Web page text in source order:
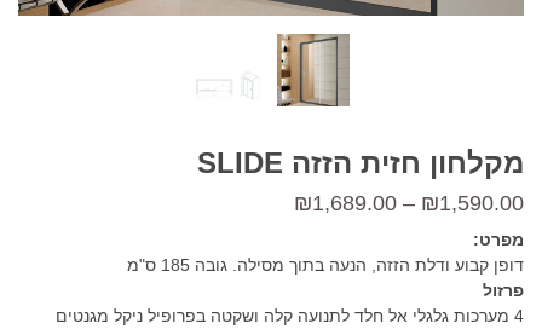
מקלחון חזית הזזה SLIDE
₪1,590.00
–
₪1,689.00
עד
מפרט:
דופן קבוע ודלת הזזה, הנעה בתוך מסילה. גובה 185 ס"מ
פרזול
4 מערכות גלגלי אל חלד לתנועה קלה ושקטה בפרופיל ניקל מגנטים